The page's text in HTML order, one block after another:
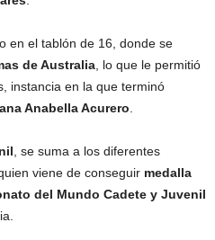
en el tablón de 16, donde se
de Australia , lo que le permitió
instancia en la que terminó
Anabella Acurero
, se suma a los diferentes
viene de conseguir medalla
del Mundo Cadete y Juvenil